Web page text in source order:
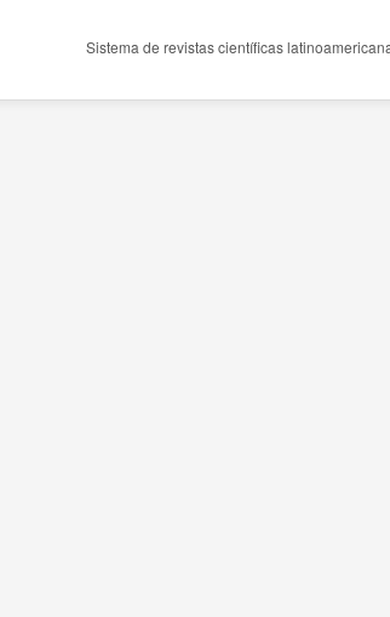
Sistema de revistas científicas